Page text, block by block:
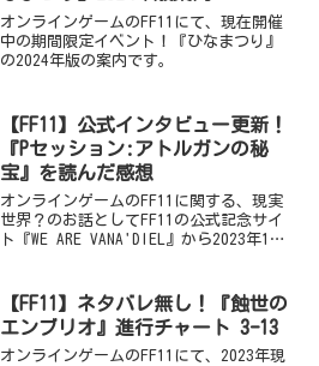
オンラインゲームのFF11にて、現在開催
中の期間限定イベント！『ひなまつり』
の2024年版の案内です。
【FF11】公式インタビュー更新！
『Pセッション:アトルガンの秘
宝』を読んだ感想
オンラインゲームのFF11に関する、現実
世界？のお話としてFF11の公式記念サイ
ト『WE ARE VANA'DIEL』から2023年11
宝編の簡単なご紹介と、その感想などを
語る回でございます～。
【FF11】ネタバレ無し！『蝕世の
エンブリオ』進行チャート 3ｰ13
オンラインゲームのFF11にて、2023年現